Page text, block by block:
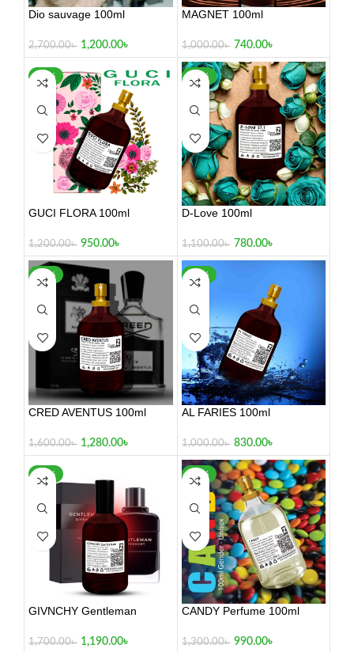
Dio sauvage 100ml
2,700.00৳ 1,200.00৳
MAGNET 100ml
1,000.00৳ 740.00৳
-21%
GUCI FLORA 100ml
1,200.00৳ 950.00৳
-29%
D-Love 100ml
1,100.00৳ 780.00৳
-20%
CRED AVENTUS 100ml
1,600.00৳ 1,280.00৳
-17%
AL FARIES 100ml
1,000.00৳ 830.00৳
-30%
GIVNCHY Gentleman
1,700.00৳ 1,190.00৳
-24%
CANDY Perfume 100ml
1,300.00৳ 990.00৳